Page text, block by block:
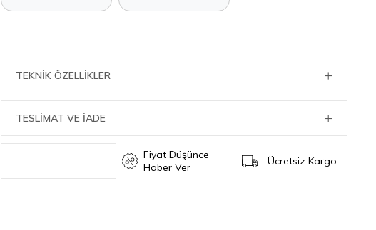
TEKNIK ÖZELLIKLER
TESLİMAT VE İADE
Fiyat Düşünce
Haber Ver
Ücretsiz Kargo